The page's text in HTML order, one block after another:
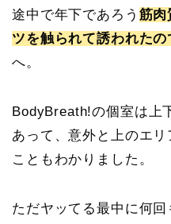
途中で年下であろう 筋肉
ツを触られて誘われた
へ。
BodyBreath!の個室は上
あって、意外と上のエ
こともわかりました。
ただヤッてる最中に何